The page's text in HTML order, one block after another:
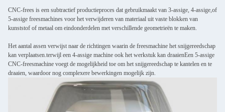
CNC-frees is een subtractief productieproces dat gebruikmaakt van 3-assige, 4-assige,of
5-assige freesmachines voor het verwijderen van materiaal uit vaste blokken van
kunststof of metaal om eindonderdelen met verschillende geometrieën te maken.
Het aantal assen verwijst naar de richtingen waarin de freesmachine het snijgereedschap
kan verplaatsen.terwijl een 4-assige machine ook het werkstuk kan draaienEen 5-assige
CNC-freesmachine voegt de mogelijkheid toe om het snijgereedschap te kantelen en te
draaien, waardoor nog complexere bewerkingen mogelijk zijn.